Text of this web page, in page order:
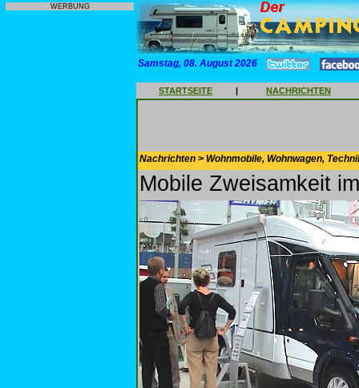
WERBUNG
Samstag, 08. August 2026
STARTSEITE | NACHRICHTEN
Nachrichten > Wohnmobile, Wohnwagen,
Mobile Zweisamkeit